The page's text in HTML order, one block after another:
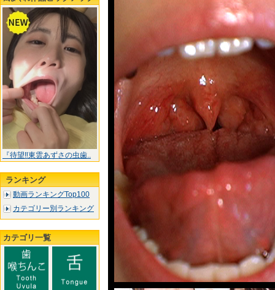
『待望‼東雲あずさの虫歯..
ランキング
動画ランキングTop100
カテゴリー別ランキング
カテゴリ一覧